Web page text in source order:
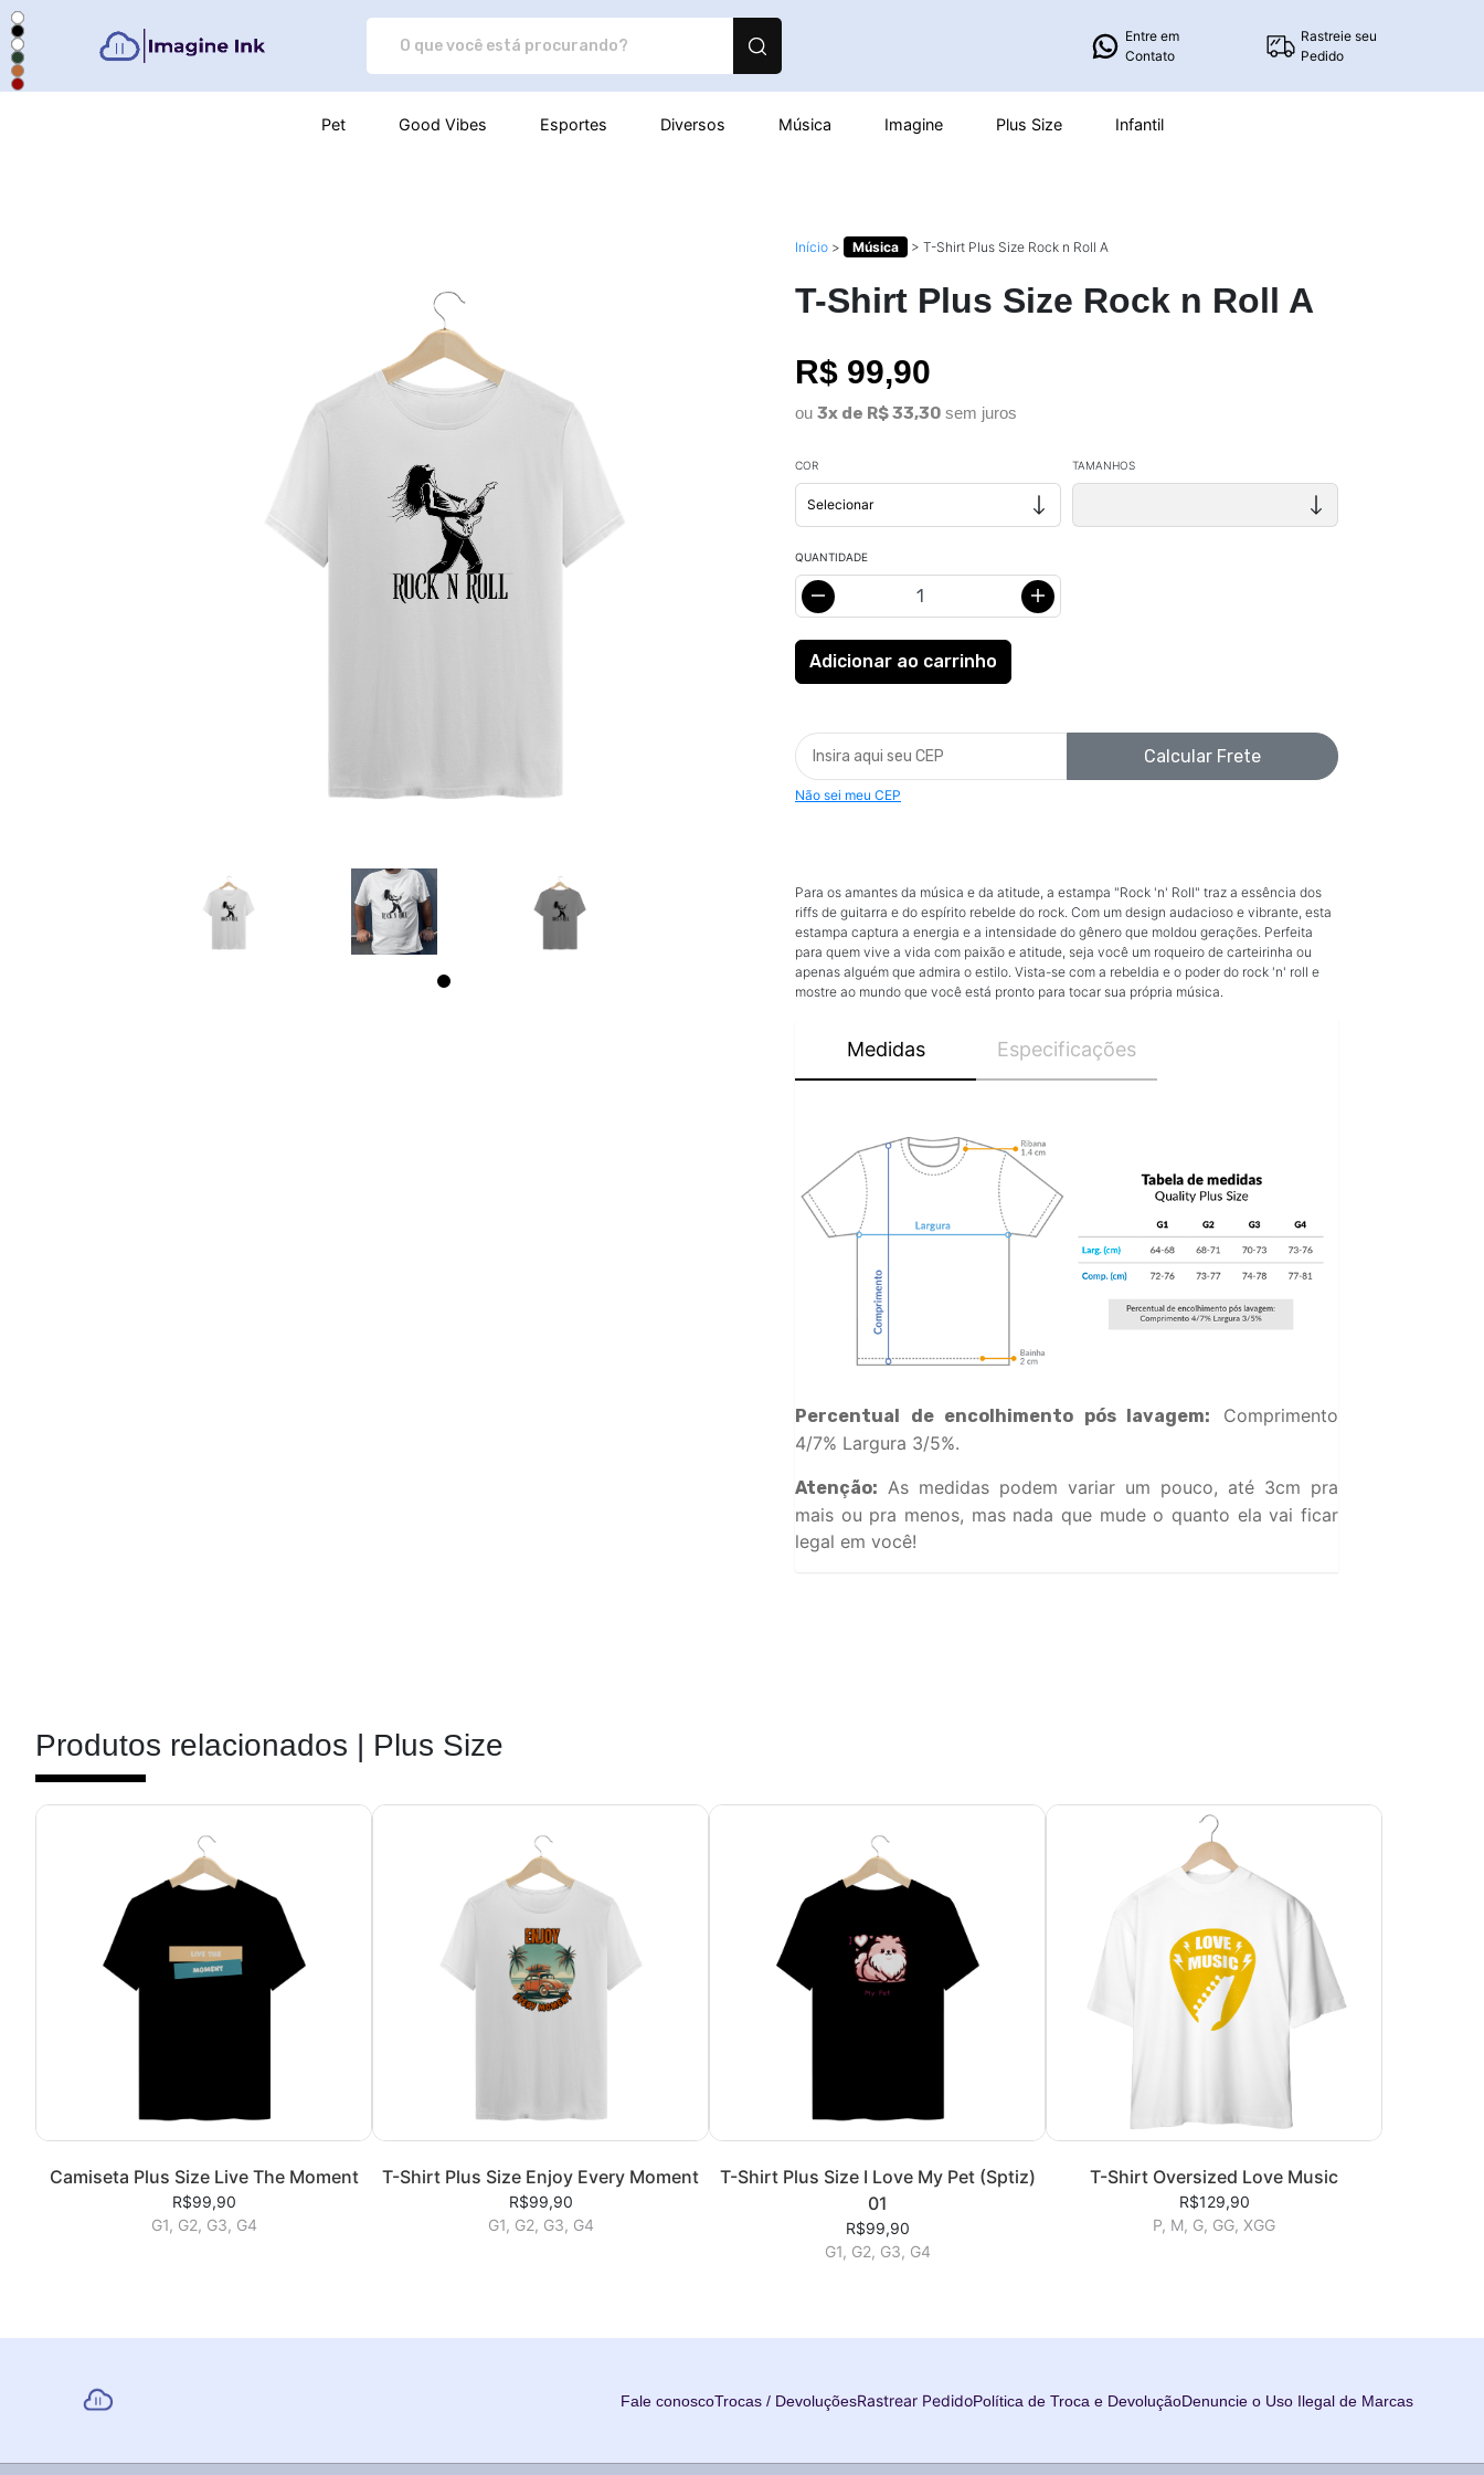
Imagine Ink - Camisetas e produtos personalizados
Entre em
Contato
Rastreie seu
Pedido
Pet Good Vibes Esportes Diversos Música Imagine Plus Size Infantil
Início > Música > T-Shirt Plus Size Rock n Roll A
T-Shirt Plus Size Rock n Roll A
R$ 99,90
ou 3x de R$ 33,30 sem juros
COR TAMANHOS
QUANTIDADE
Calcular Frete
Não sei meu CEP
Para os amantes da música e da atitude, a estampa "Rock 'n' Roll" traz a essência dos
riffs de guitarra e do espírito rebelde do rock. Com um design audacioso e vibrante, esta
estampa captura a energia e a intensidade do gênero que moldou gerações. Perfeita
para quem vive a vida com paixão e atitude, seja você um roqueiro de carteirinha ou
apenas alguém que admira o estilo. Vista-se com a rebeldia e o poder do rock 'n' roll e
mostre ao mundo que você está pronto para tocar sua própria música.
Medidas Especificações
Percentual de encolhimento pós lavagem:
Comprimento
4/7% Largura 3/5%.
Atenção: As medidas podem variar um pouco, até 3cm pra
mais ou pra menos, mas nada que mude o quanto ela vai ficar
legal em você!
Produtos relacionados | Plus Size
Camiseta Plus Size Live The Moment
R$99,90
G1, G2, G3, G4
T-Shirt Plus Size Enjoy Every Moment
R$99,90
G1, G2, G3, G4
T-Shirt Plus Size I Love My Pet (Sptiz)
01
R$99,90
G1, G2, G3, G4
T-Shirt Oversized Love Music
R$129,90
P, M, G, GG, XGG
Fale conoscoTrocas / DevoluçõesRastrear PedidoPolítica de Troca e DevoluçãoDenuncie o Uso Ilegal de Marcas